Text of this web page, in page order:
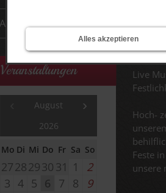
Alles akzeptieren
Veranstaltungen
August
2026
Mo Di Mi Do Fr Sa So
27282930 31 1
2
3 4 5 6 7 8
9
Unsere
Live
Hoch-
Feste
unsere